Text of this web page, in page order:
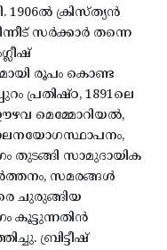
ക്രിസ്ത്യൻ
സർക്കാർ തന്നെ
രൂപം കൊണ്ട
പ്രതിഷ്ഠ, 1891ലെ
മെമ്മോറിയൽ,
തുടങ്ങി സാമുദായിക
സമരങ്ങൾ
ചുരുങ്ങിയ
കൂട്ടുന്നതിൻ
ബ്രിട്ടീഷ്